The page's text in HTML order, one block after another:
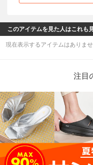
このアイテムを見た人はこれも
現在表示するアイテムはありませ
注目